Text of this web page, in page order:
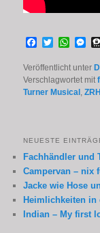
Facebook
Twitter
Veröffentlicht unter
Verschlagwortet mit
Turner Musical ,
NEUESTE
Fachhändler und
Campervan – nix
Jacke wie Hose
Heimlichkeiten in
Indian – My first